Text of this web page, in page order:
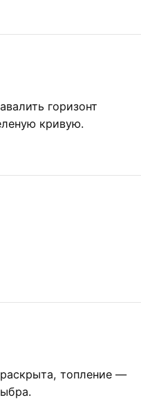
горизонт
кривую.
топление —